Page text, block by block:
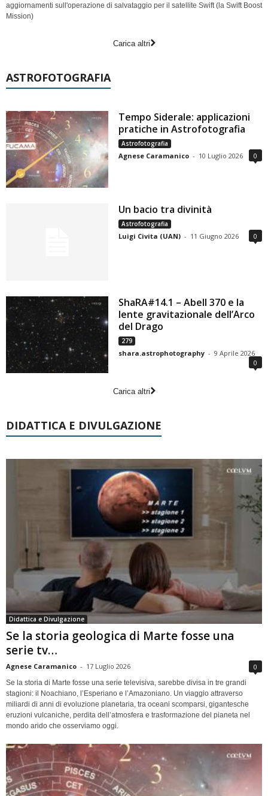
aggiornamenti sull'operazione di salvataggio per il satellite Swift (la Swift Boost
Mission)
Carica altri
ASTROFOTOGRAFIA
Tempo Siderale: applicazioni
pratiche in Astrofotografia
Astrofotografia
Agnese Caramanico - 10 Luglio 2026 0
Un bacio tra divinità
Astrofotografia
Luigi Civita (UAN) - 11 Giugno 2026 0
ShaRA#14.1 – Abell 370 e la
lente gravitazionale dell’Arco
del Drago
279
shara.astrophotography - 9 Aprile 2026
0
Carica altri
DIDATTICA E DIVULGAZIONE
Didattica e Divulgazione
Se la storia geologica di Marte fosse una
serie tv…
Agnese Caramanico - 17 Luglio 2026 0
Se la storia di Marte fosse una serie televisiva, sarebbe divisa in tre grandi
stagioni: il Noachiano, l’Esperiano e l’Amazoniano. Un viaggio attraverso
miliardi di anni di evoluzione planetaria, tra oceani scomparsi, gigantesche
eruzioni vulcaniche, perdita dell’atmosfera e trasformazione del pianeta nel
mondo arido che osserviamo oggi.